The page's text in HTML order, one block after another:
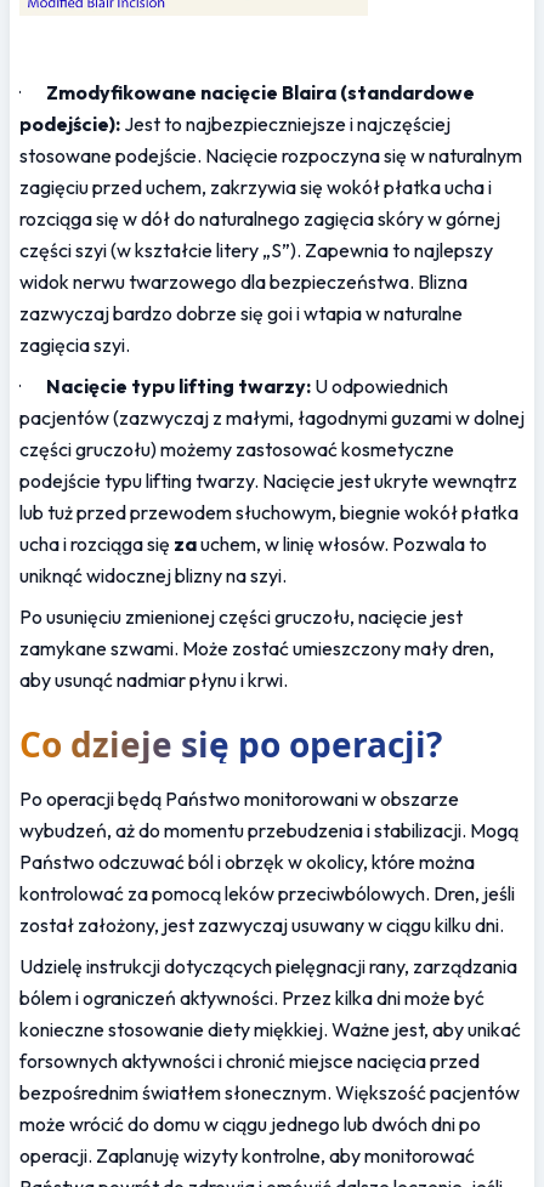
· Zmodyfikowane nacięcie Blaira (standardowe
podejście): Jest to najbezpieczniejsze i najczęściej
stosowane podejście. Nacięcie rozpoczyna się w naturalnym
zagięciu przed uchem, zakrzywia się wokół płatka ucha i
rozciąga się w dół do naturalnego zagięcia skóry w górnej
części szyi (w kształcie litery „S”). Zapewnia to najlepszy
widok nerwu twarzowego dla bezpieczeństwa. Blizna
zazwyczaj bardzo dobrze się goi i wtapia w naturalne
zagięcia szyi.
· Nacięcie typu lifting twarzy: U odpowiednich
pacjentów (zazwyczaj z małymi, łagodnymi guzami w dolnej
części gruczołu) możemy zastosować kosmetyczne
podejście typu lifting twarzy. Nacięcie jest ukryte wewnątrz
lub tuż przed przewodem słuchowym, biegnie wokół płatka
ucha i rozciąga się za uchem, w linię włosów. Pozwala to
uniknąć widocznej blizny na szyi.
Po usunięciu zmienionej części gruczołu, nacięcie jest
zamykane szwami. Może zostać umieszczony mały dren,
aby usunąć nadmiar płynu i krwi.
Co dzieje się po operacji?
Po operacji będą Państwo monitorowani w obszarze
wybudzeń, aż do momentu przebudzenia i stabilizacji. Mogą
Państwo odczuwać ból i obrzęk w okolicy, które można
kontrolować za pomocą leków przeciwbólowych. Dren, jeśli
został założony, jest zazwyczaj usuwany w ciągu kilku dni.
Udzielę instrukcji dotyczących pielęgnacji rany, zarządzania
bólem i ograniczeń aktywności. Przez kilka dni może być
konieczne stosowanie diety miękkiej. Ważne jest, aby unikać
forsownych aktywności i chronić miejsce nacięcia przed
bezpośrednim światłem słonecznym. Większość pacjentów
może wrócić do domu w ciągu jednego lub dwóch dni po
operacji. Zaplanuję wizyty kontrolne, aby monitorować